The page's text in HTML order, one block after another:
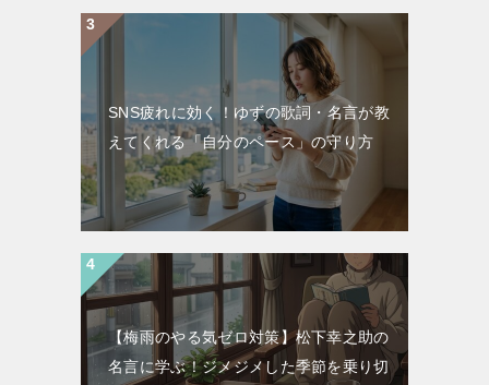
SNS疲れに効く！ゆずの歌詞・名言が教
えてくれる「自分のペース」の守り方
【梅雨のやる気ゼロ対策】松下幸之助の
名言に学ぶ！ジメジメした季節を乗り切